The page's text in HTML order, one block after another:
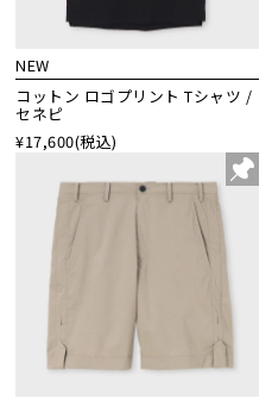
NEW
コットン ロゴプリント Tシャツ /
セネピ
¥17,600(税込)